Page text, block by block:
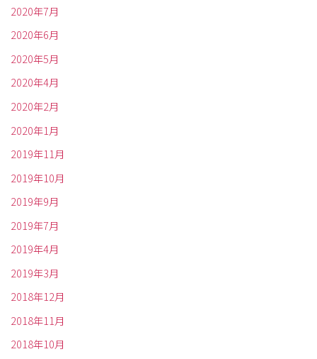
2020年7月
2020年6月
2020年5月
2020年4月
2020年2月
2020年1月
2019年11月
2019年10月
2019年9月
2019年7月
2019年4月
2019年3月
2018年12月
2018年11月
2018年10月